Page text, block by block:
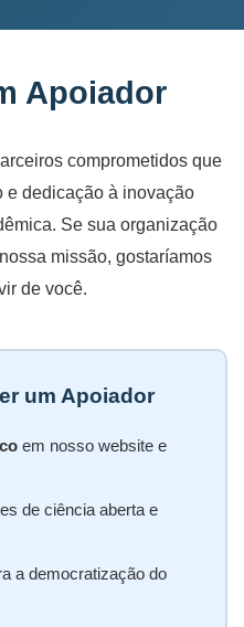
Apoiador
comprometidos que
e dedicação à inovação
Se sua organização
missão, gostaríamos
de você.
um Apoiador
em nosso website e
de ciência aberta e
a democratização do